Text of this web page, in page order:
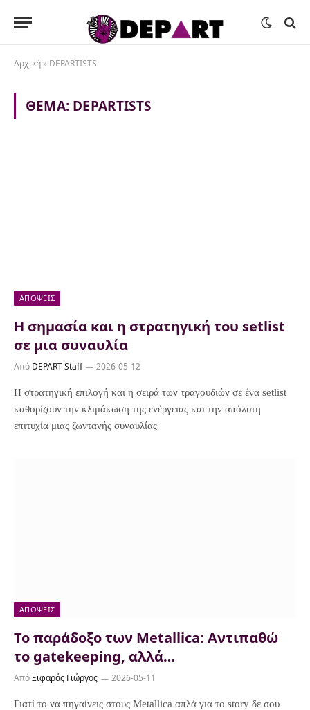
Αρχική » DEPARTISTS
ΘΈΜΑ: DEPARTISTS
ΑΠΌΨΕΙΣ
Η σημασία και η στρατηγική του setlist
σε μια συναυλία
Από DEPART Staff 2026-05-12
Η στρατηγική επιλογή και η σειρά των τραγουδιών σε ένα setlist
καθορίζουν την κλιμάκωση της ενέργειας και την απόλυτη
επιτυχία μιας ζωντανής συναυλίας
ΑΠΌΨΕΙΣ
Το παράδοξο των Metallica: Αντιπαθώ
το gatekeeping, αλλά…
ΑπόΞιφαράς Γιώργος 2026-05-11
Γιατί το να πηγαίνεις στους Metallica απλά για το story δε σου